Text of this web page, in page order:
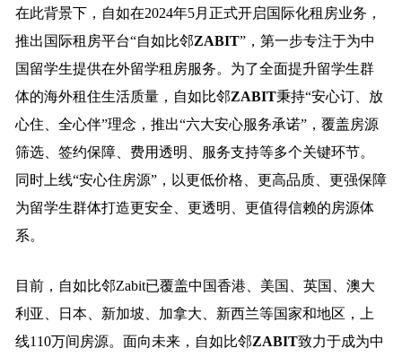
在此背景下，自如在2024年5月正式开启国际化租房业务，
推出国际租房平台“自如比邻ZABIT”，第一步专注于为中
国留学生提供在外留学租房服务。为了全面提升留学生群
体的海外租住生活质量，自如比邻ZABIT秉持“安心订、放
心住、全心伴”理念，推出“六大安心服务承诺”，覆盖房源
筛选、签约保障、费用透明、服务支持等多个关键环节。
同时上线“安心住房源”，以更低价格、更高品质、更强保障
为留学生群体打造更安全、更透明、更值得信赖的房源体
系。
目前，自如比邻Zabit已覆盖中国香港、美国、英国、澳大
利亚、日本、新加坡、加拿大、新西兰等国家和地区，上
线110万间房源。面向未来，自如比邻ZABIT致力于成为中